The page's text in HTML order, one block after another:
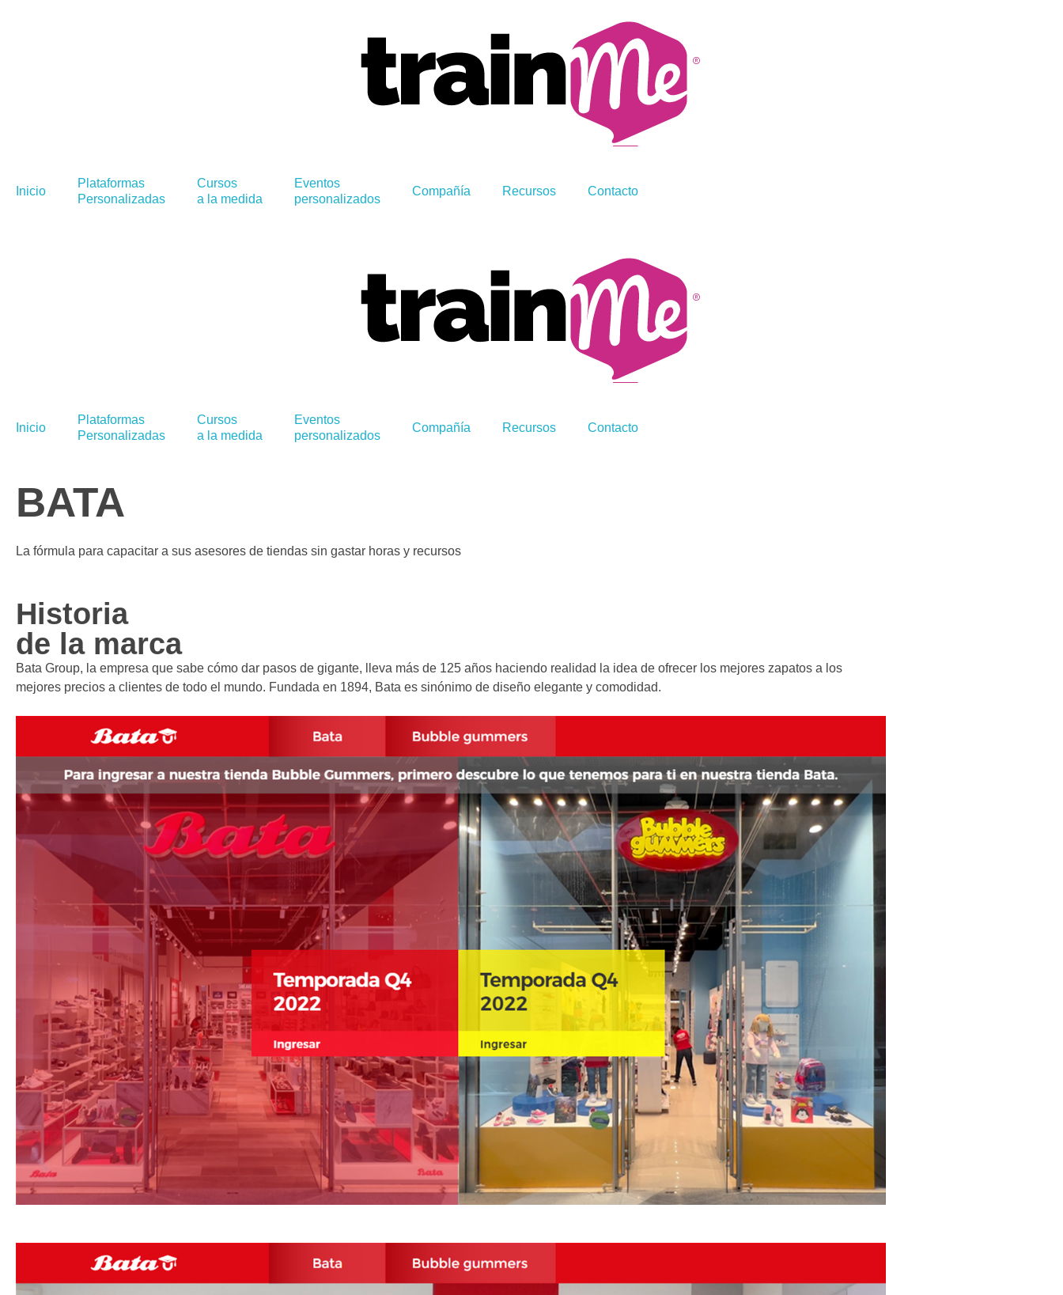
Inicio
Plataformas
Personalizadas
Cursos
a la medida
Eventos
personalizados
Compañía Recursos Contacto
Inicio
Plataformas
Personalizadas
Cursos
a la medida
Eventos
personalizados
Compañía Recursos Contacto
BATA
La fórmula para capacitar a sus asesores de tiendas sin gastar horas y recursos
Historia
de la marca
Bata Group, la empresa que sabe cómo dar pasos de gigante, lleva más de 125 años haciendo realidad la idea de ofrecer los mejores zapatos a los
mejores precios a clientes de todo el mundo. Fundada en 1894, Bata es sinónimo de diseño elegante y comodidad.